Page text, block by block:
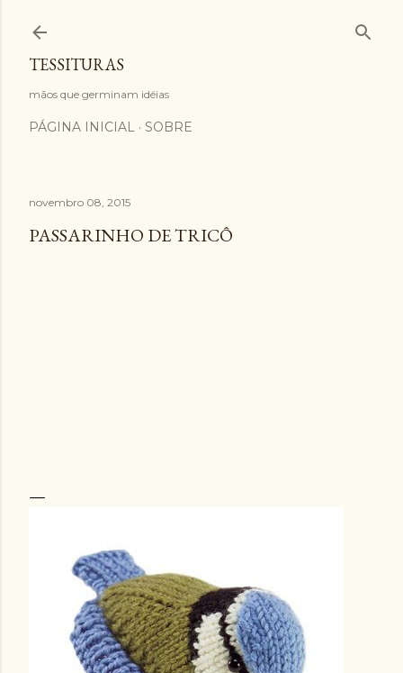
TESSITURAS
mãos que germinam idéias
PÁGINA INICIAL SOBRE
novembro 08, 2015
PASSARINHO DE TRICÔ